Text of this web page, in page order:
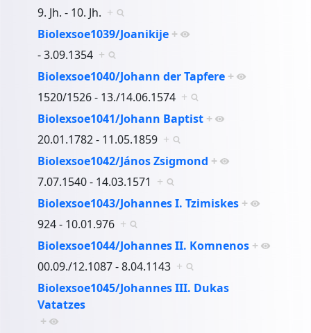
9. Jh. - 10. Jh. +
Biolexsoe1039/Joanikije +
- 3.09.1354 +
Biolexsoe1040/Johann der Tapfere +
1520/1526 - 13./14.06.1574 +
Biolexsoe1041/Johann Baptist +
20.01.1782 - 11.05.1859 +
Biolexsoe1042/János Zsigmond +
7.07.1540 - 14.03.1571 +
Biolexsoe1043/Johannes I. Tzimiskes +
924 - 10.01.976 +
Biolexsoe1044/Johannes II. Komnenos +
00.09./12.1087 - 8.04.1143 +
Biolexsoe1045/Johannes III. Dukas
Vatatzes
+